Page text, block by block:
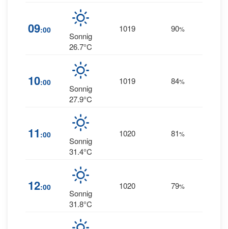
09:00
Sonnig
26.7°C
1019 90%
10:00
Sonnig
27.9°C
1019 84%
11 :00
Sonnig
31.4°C
1020 81%
12:00
Sonnig
31.8°C
1020 79%